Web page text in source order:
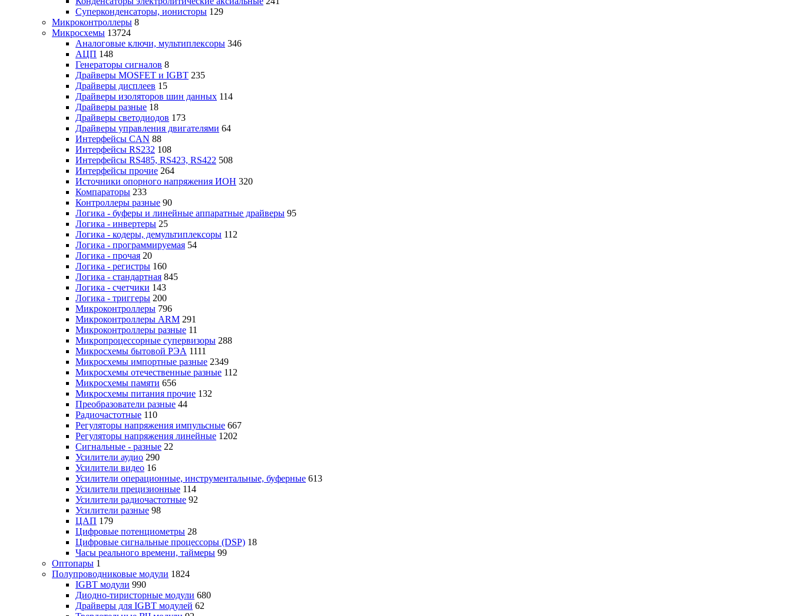
Суперконденсаторы, ионисторы 129
Микроконтроллеры 8
Микросхемы 13724
Аналоговые ключи, мультиплексоры 346
АЦП 148
Генераторы сигналов 8
Драйверы MOSFET и IGBT 235
Драйверы дисплеев 15
Драйверы изоляторов шин данных 114
Драйверы разные 18
Драйверы светодиодов 173
Драйверы управления двигателями 64
Интерфейсы CAN 88
Интерфейсы RS232 108
Интерфейсы RS485, RS423, RS422 508
Интерфейсы прочие 264
Источники опорного напряжения ИОН 320
Компараторы 233
Контроллеры разные 90
Логика - буферы и линейные аппаратные драйверы 95
Логика - инвертеры 25
Логика - кодеры, демультиплексоры 112
Логика - программируемая 54
Логика - прочая 20
Логика - регистры 160
Логика - стандартная 845
Логика - счетчики 143
Логика - триггеры 200
Микроконтроллеры 796
Микроконтроллеры ARM 291
Микроконтроллеры разные 11
Микропроцессорные супервизоры 288
Микросхемы бытовой РЭА 1111
Микросхемы импортные разные 2349
Микросхемы отечественные разные 112
Микросхемы памяти 656
Микросхемы питания прочие 132
Преобразователи разные 44
Радиочастотные 110
Регуляторы напряжения импульсные 667
Регуляторы напряжения линейные 1202
Сигнальные - разные 22
Усилители аудио 290
Усилители видео 16
Усилители операционные, инструментальные, буферные 613
Усилители прецизионные 114
Усилители радиочастотные 92
Усилители разные 98
ЦАП 179
Цифровые потенциометры 28
Цифровые сигнальные процессоры (DSP) 18
Часы реального времени, таймеры 99
Оптопары 1
Полупроводниковые модули 1824
IGBT модули 990
Диодно-тиристорные модули 680
Драйверы для IGBT модулей 62